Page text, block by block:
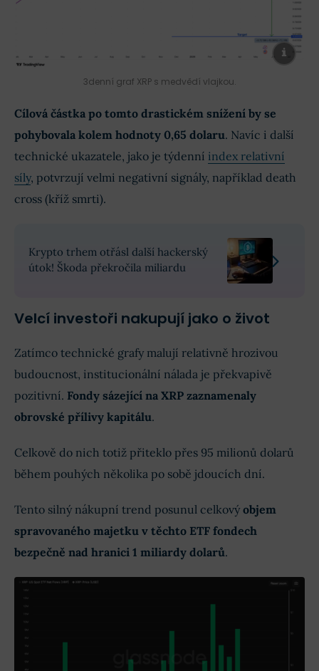
3denní graf XRP s medvědí vlajkou.
Cílová částka po tomto drastickém snížení by se
pohybovala kolem hodnoty 0,65 dolaru. Navíc i další
technické ukazatele, jako je týdenní index relativní
síly, potvrzují velmi negativní signály, například death
cross (kříž smrti).
Krypto trhem otřásl další hackerský
útok! Škoda překročila miliardu
Velcí investoři nakupují jako o život
Zatímco technické grafy malují relativně hrozivou
budoucnost, institucionální nálada je překvapivě
pozitivní. Fondy sázející na XRP zaznamenaly
obrovské přílivy kapitálu.
Celkově do nich totiž přiteklo přes 95 milionů dolarů
během pouhých několika po sobě jdoucích dní.
Tento silný nákupní trend posunul celkový objem
spravovaného majetku v těchto ETF fondech
bezpečně nad hranici 1 miliardy dolarů.